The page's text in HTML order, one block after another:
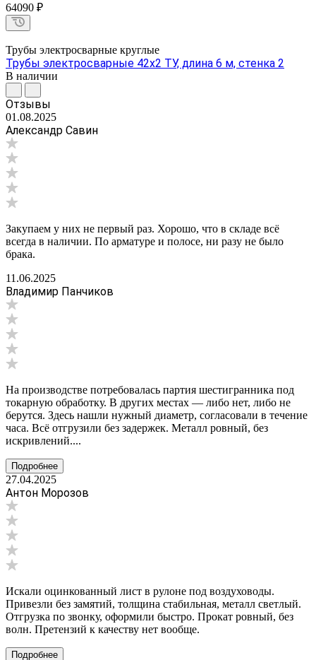
64090 ₽
Трубы электросварные круглые
Трубы электросварные 42х2 ТУ, длина 6 м, стенка 2
В наличии
Отзывы
01.08.2025
Александр Савин
Закупаем у них не первый раз. Хорошо, что в складе всё
всегда в наличии. По арматуре и полосе, ни разу не было
брака.
11.06.2025
Владимир Панчиков
На производстве потребовалась партия шестигранника под
токарную обработку. В других местах — либо нет, либо не
берутся. Здесь нашли нужный диаметр, согласовали в течение
часа. Всё отгрузили без задержек. Металл ровный, без
искривлений....
Подробнее
27.04.2025
Антон Морозов
Искали оцинкованный лист в рулоне под воздуховоды.
Привезли без замятий, толщина стабильная, металл светлый.
Отгрузка по звонку, оформили быстро. Прокат ровный, без
волн. Претензий к качеству нет вообще.
Подробнее